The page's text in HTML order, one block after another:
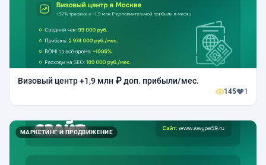
Визовый центр +1,9 млн ₽ доп. прибыли/мес.
145 1
МАРКЕТИНГ И ПРОДВИЖЕНИЕ